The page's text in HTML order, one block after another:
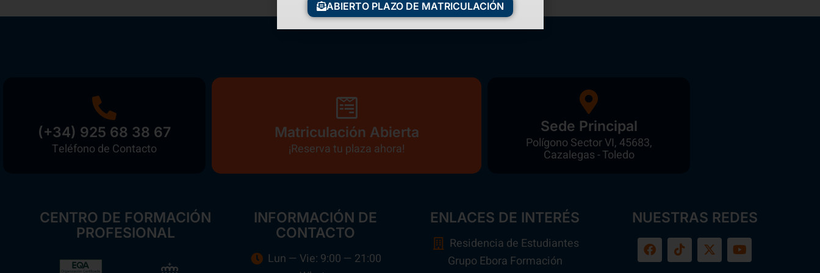
(+34) 925 68 38 67
Teléfono de Contacto
Matriculación Abierta
¡Reserva tu plaza ahora!
Sede Principal
Polígono Sector VI, 45683,
Cazalegas - Toledo
CENTRO DE FORMACIÓN
PROFESIONAL
INFORMACIÓN DE
CONTACTO
Lun — Vie: 9:00 — 21:00
ENLACES DE INTERÉS
Residencia de Estudiantes
Grupo Ebora Formación
NUESTRAS REDES
ABIERTO PLAZO DE MATRICULACIÓN